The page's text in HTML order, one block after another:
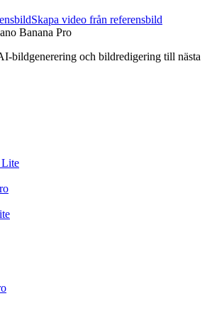
Skapa video från referensbild
Banana Pro
bildgenerering och bildredigering till nästa
Lite